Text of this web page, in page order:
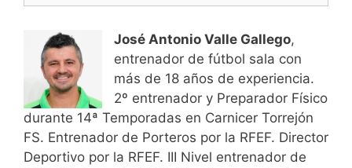
José Antonio Valle Gallego,
entrenador de fútbol sala con
más de 18 años de experiencia.
2º entrenador y Preparador Físico
durante 14ª Temporadas en Carnicer Torrejón
FS. Entrenador de Porteros por la RFEF. Director
Deportivo por la RFEF. III Nivel entrenador de